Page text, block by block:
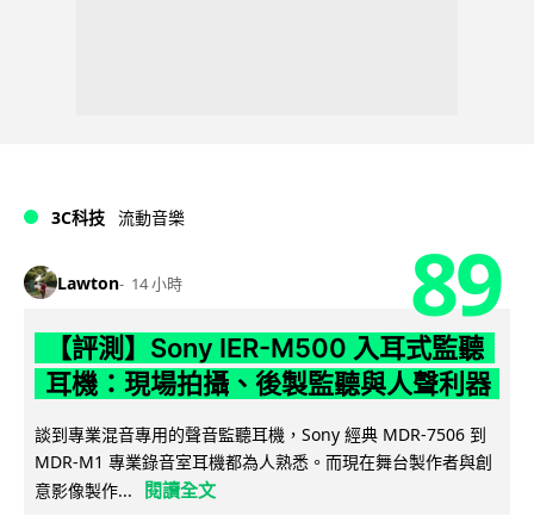
3C科技 流動音樂
Lawton 14 小時 89
【評測】Sony IER-M500 入耳式監聽
耳機：現場拍攝、後製監聽與人聲利器
談到專業混音專用的聲音監聽耳機，Sony 經典 MDR-7506 到
MDR-M1 專業錄音室耳機都為人熟悉。而現在舞台製作者與創
意影像製作...
閱讀全文